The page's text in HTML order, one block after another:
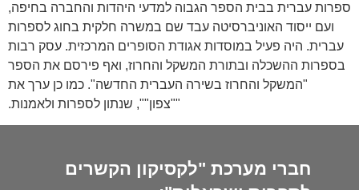
ספרות עברית בבית הספר הגבוה למדעי היהדות והחברה בחיפה,
ועם ייסוד האוניברסיטה עבד שם במשרה חלקית בחוג לספרות
עברית. היה פעיל במוסדות אגודת הסופרים המרכזית. עסק רבות
בספרות ההשכלה ובתורת המשקל והחרוז, ואף פירסם את הספר
"המשקל והחרוז בשירה העברית החדשה". כמו כן ערך את
""צפון"", שנתון לספרות ולאמנות.
חברי מערכת "לקסיקון הקשרים